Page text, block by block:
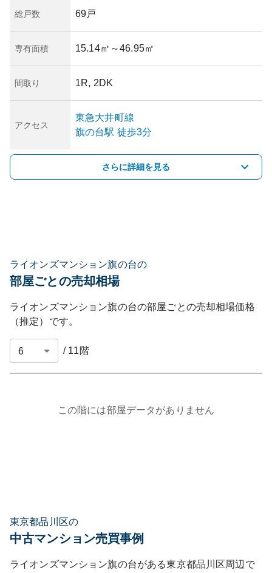
総戸数 69戸
専有面積 15.14㎡ ～46.95㎡
間取り 1R, 2DK
アクセス
東急大井町線
旗の台駅 徒歩3分
さらに詳細を見る
ライオンズマンション旗の台の
部屋ごとの売却相場
ライオンズマンション旗の台の部屋ごとの売却相場価格
（推定）です。
/ 11 階
この階には部屋データがありません
東京都品川区の
中古マンション売買事例
ライオンズマンション旗の台がある東京都品川区周辺で